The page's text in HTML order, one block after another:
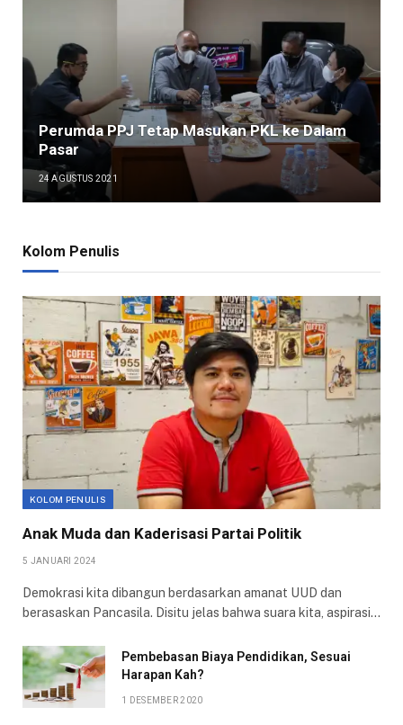
Perumda PPJ Tetap Masukan PKL ke Dalam
Pasar
24 AGUSTUS 2021
Kolom Penulis
KOLOM PENULIS
Anak Muda dan Kaderisasi Partai Politik
5 JANUARI 2024
Demokrasi kita dibangun berdasarkan amanat UUD dan
berasaskan Pancasila. Disitu jelas bahwa suara kita, aspirasi…
Pembebasan Biaya Pendidikan, Sesuai
Harapan Kah?
1 DESEMBER 2020